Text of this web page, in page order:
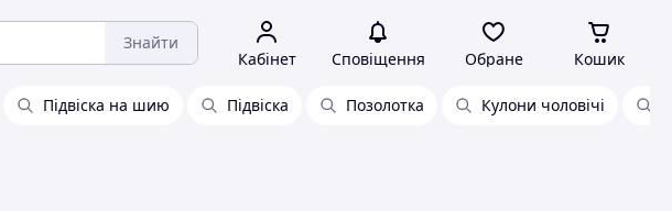
Знайти
Кабінет Сповіщення Обране Кошик
Підвіска на шию Підвіска Позолотка Кулони чоловічі